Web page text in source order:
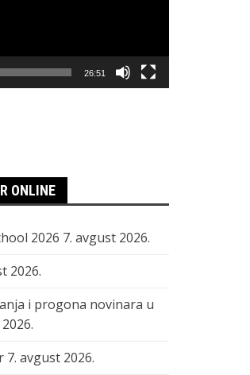
26:51
ONLINE
2026 7. avgust 2026.
2026.
i progona novinara u
7. avgust 2026.